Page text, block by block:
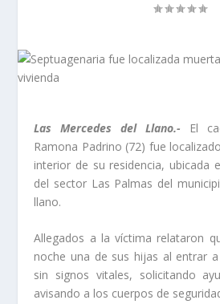
Las Mercedes del Llano.- El
Ramona Padrino (72) fue
interior de su residencia, ubicada
del sector Las Palmas del
llano.
Allegados a la víctima relataron
noche una de sus hijas al entrar
sin signos vitales, solicitando
avisando a los cuerpos de